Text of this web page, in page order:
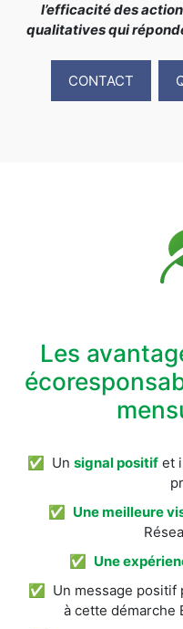
l’efficacité des
qualitatives qui
CONTACT
Les
✅ Un signal positifet
✅ Une meilleure
✅ Une
✅ Un message positif
à cette démarche